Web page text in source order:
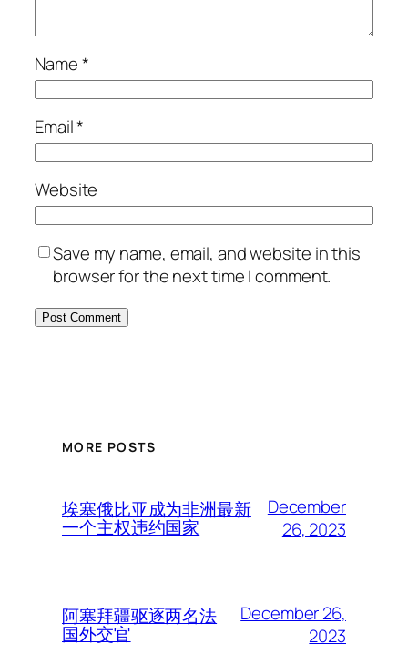
Name*
Email*
Website
Save my name, email, and website in this
browser for the next time I comment.
MORE POSTS
埃塞俄比亚成为非洲最新
一个主权违约国家
December
26, 2023
阿塞拜疆驱逐两名法
国外交官
December 26,
2023